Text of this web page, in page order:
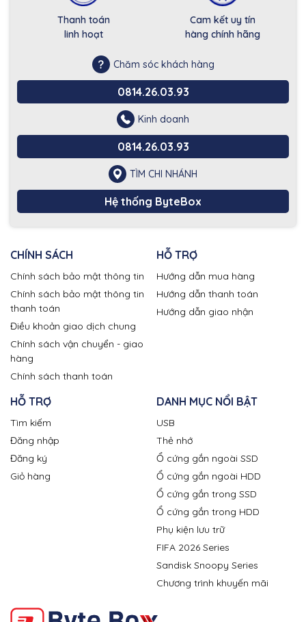
Thanh toán
linh hoạt
Cam kết uy tín
hàng chính hãng
Chăm sóc khách hàng
0814.26.03.93
Kinh doanh
0814.26.03.93
TÌM CHI NHÁNH
Hệ thống ByteBox
CHÍNH SÁCH
Chính sách bảo mật thông tin
Chính sách bảo mật thông tin
thanh toán
Điều khoản giao dịch chung
Chính sách vận chuyển - giao
hàng
Chính sách thanh toán
HỖ TRỢ
Hướng dẫn mua hàng
Hướng dẫn thanh toán
Hướng dẫn giao nhận
HỖ TRỢ
Tìm kiếm
Đăng nhập
Đăng ký
Giỏ hàng
DANH MỤC NỔI BẬT
USB
Thẻ nhớ
Ổ cứng gắn ngoài SSD
Ổ cứng gắn ngoài HDD
Ổ cứng gắn trong SSD
Ổ cứng gắn trong HDD
Phụ kiện lưu trữ
FIFA 2026 Series
Sandisk Snoopy Series
Chương trình khuyến mãi